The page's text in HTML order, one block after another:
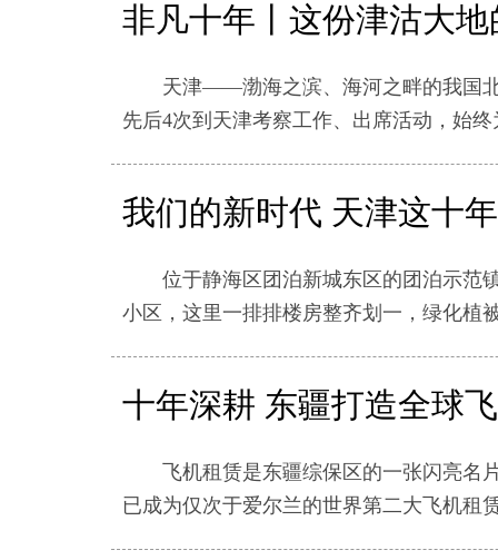
非凡十年丨这份津沽大
天津——渤海之滨、海河之畔的我国北
先后4次到天津考察工作、出席活动，始
我们的新时代 天津这十
位于静海区团泊新城东区的团泊示范镇
小区，这里一排排楼房整齐划一，绿化植
十年深耕 东疆打造全球
飞机租赁是东疆综保区的一张闪亮名片
已成为仅次于爱尔兰的世界第二大飞机租